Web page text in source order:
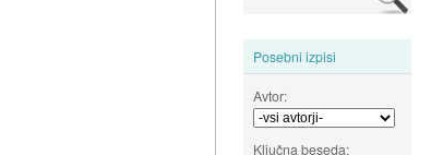
Posebni izpisi
Avtor:
Ključna beseda: